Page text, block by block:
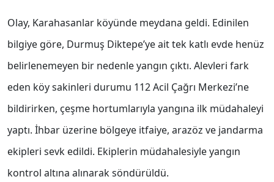
Olay, Karahasanlar köyünde meydana geldi. Edinilen
bilgiye göre, Durmuş Diktepe’ye ait tek katlı evde henüz
belirlenemeyen bir nedenle yangın çıktı. Alevleri fark
eden köy sakinleri durumu 112 Acil Çağrı Merkezi’ne
bildirirken, çeşme hortumlarıyla yangına ilk müdahaleyi
yaptı. İhbar üzerine bölgeye itfaiye, arazöz ve jandarma
ekipleri sevk edildi. Ekiplerin müdahalesiyle yangın
kontrol altına alınarak söndürüldü.